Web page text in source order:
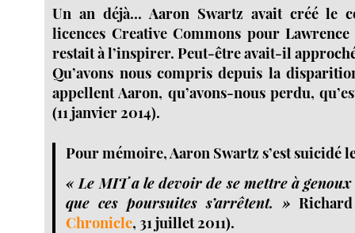
Un an déjà... Aaron Swartz avait créé le
licences Creative Commons pour Lawrence
restait à l’inspirer. Peut-être avait-il
Qu’avons nous compris depuis la
appellent Aaron, qu’avons-nous perdu,
(11 janvier 2014).
Pour mémoire, Aaron Swartz s’est suicidé
« Le MIT a le devoir de se mettre à
que ces poursuites s’arrêtent. »
Chronicle, 31 juillet 2011).